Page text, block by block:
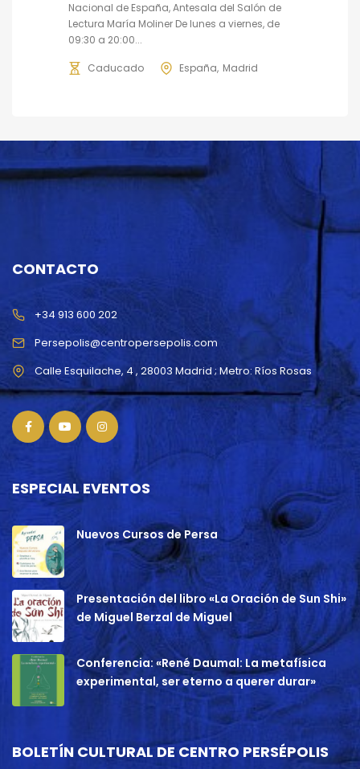
Nacional de España, Antesala del Salón de
Lectura María Moliner De lunes a viernes, de
09:30 a 20:00...
Caducado España Madrid
CONTACTO
Persepolis@centropersepolis.com
+34 913 600 202
ESPECIAL EVENTOS
Nuevos Cursos de Persa
Presentación del libro «La Oración de Sun Shi»
de Miguel Berzal de Miguel
Conferencia: «René Daumal: La metafísica
experimental, ser eterno a querer durar»
BOLETÍN CULTURAL DE CENTRO PERSÉPOLIS